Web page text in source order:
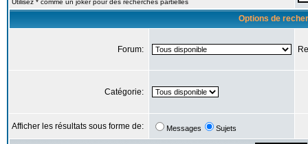
Utilisez * comme un joker pour des recherches partielles
Options de
Forum:
Catégorie:
Afficher les résultats sous forme de: Messages Sujets